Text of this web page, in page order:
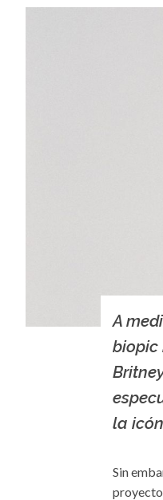
A
biopic
la
Sin
proyecto